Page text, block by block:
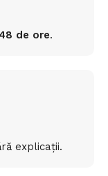
48 de ore.
explicații.